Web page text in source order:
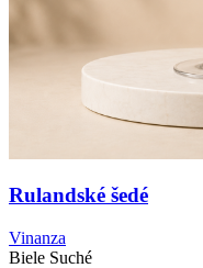
Rulandské šedé
Vinanza
Biele Suché